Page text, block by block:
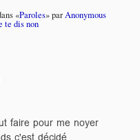
«Paroles» parAnonymous
te dis non
faire pour me noyer
c'est décidé